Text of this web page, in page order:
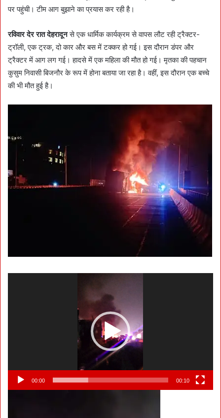
पर पहुंची। टीम आग बुझाने का प्रयास कर रही है।
रविवार देर रात देहरादूनसे एक धार्मिक कार्यक्रम से वापस लौट रही ट्रैक्टर-
ट्रॉली, एक ट्रक, दो कार और बस में टक्कर हो गई। इस दौरान डंपर और
ट्रैक्टर में आग लग गई। हादसे में एक महिला की मौत हो गई। मृतका की पहचान
कुसुम निवासी बिजनौर के रूप में होना बताया जा रहा है। वहीं, इस दौरान एक बच्चे
की भी मौत हुई है।
00:00 00:10